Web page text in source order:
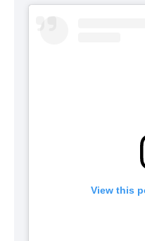
View this